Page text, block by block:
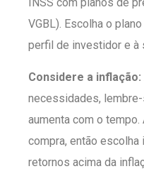
INSS com planos de
VGBL). Escolha o
perfil de investidor e à
Considere a inflação:
necessidades,
aumenta com o
compra, então
retornos acima da